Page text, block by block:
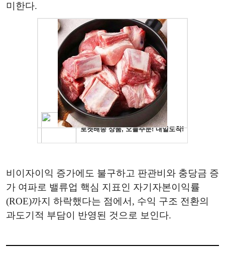
미한다.
비이자이익 증가에도 불구하고 판관비와 충당금 증
가 여파로 밸류업 핵심 지표인 자기자본이익률
(ROE)까지 하락했다는 점에서, 수익 구조 전환의
과도기적 부담이 반영된 것으로 보인다.